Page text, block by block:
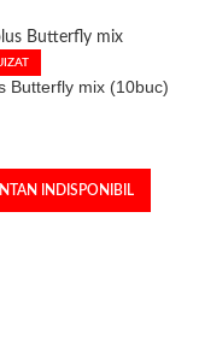
Butterfly mix (10buc)
INDISPONIBIL